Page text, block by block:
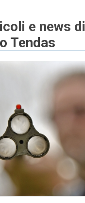
e news di
Tendas